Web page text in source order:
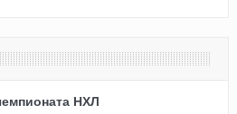
НХЛ